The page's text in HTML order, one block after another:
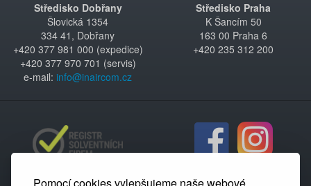
Středisko Dobřany
Šlovická 1354
334 41, Dobřany
+420 377 981 000 (expedice)
+420 377 970 701 (servis)
e-mail: info@inaircom.cz
Středisko Praha
K Šancím 50
163 00 Praha 6
+420 235 312 200